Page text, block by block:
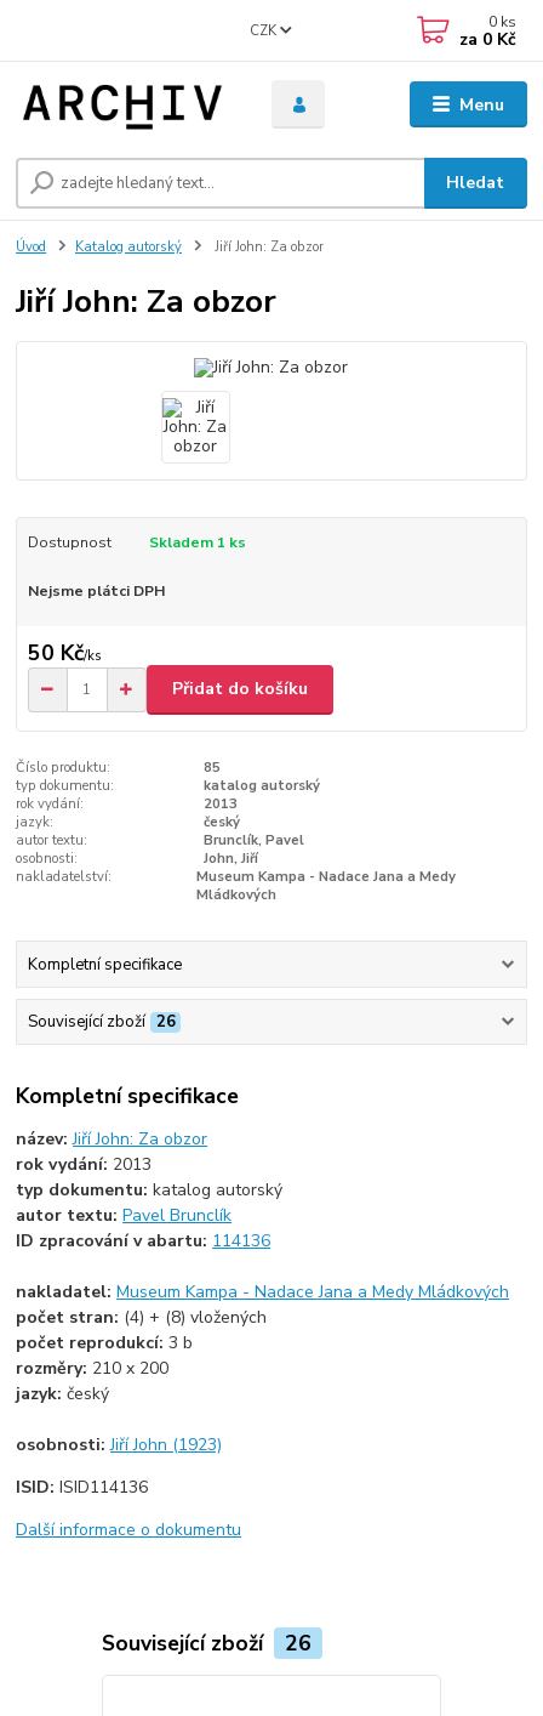
Menu
CZK
Hledat
0 ks
za 0 Kč
Úvod Katalog autorský Jiří John: Za obzor
Jiří John: Za obzor
Dostupnost Skladem 1 ks
Nejsme plátci DPH
50 Kč/ks
Přidat do košíku
Číslo produktu:
85
typ dokumentu:
katalog autorský
rok vydání:
2013
jazyk:
český
autor textu:
Brunclík, Pavel
osobnosti:
John, Jiří
nakladatelství:
Museum Kampa - Nadace Jana a Medy
Mládkových
Kompletní specifikace
Související zboží 26
Kompletní specifikace
název:Jiří John: Za obzor
rok vydání: 2013
typ dokumentu:katalog autorský
autor textu:Pavel Brunclík
ID zpracování v abartu: 114136
nakladatel:Museum Kampa - Nadace Jana a Medy Mládkových
počet stran: (4) + (8) vložených
počet reprodukcí:3 b
rozměry: 210 x 200
jazyk:český
osobnosti:Jiří John (1923)
ISID:ISID114136
Další informace o dokumentu
Související zboží 26